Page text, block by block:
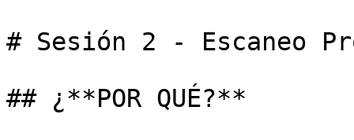
# Sesión 2 - Escaneo
## ¿**POR QUÉ?**